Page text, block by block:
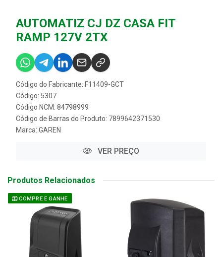
AUTOMATIZ CJ DZ CASA FIT
RAMP 127V 2TX
Código do Fabricante: F11409-GCT
Código: 5307
Código NCM: 84798999
Código de Barras do Produto: 7899642371530
Marca: GAREN
VER PREÇO
Produtos Relacionados
COMPRE E GANHE